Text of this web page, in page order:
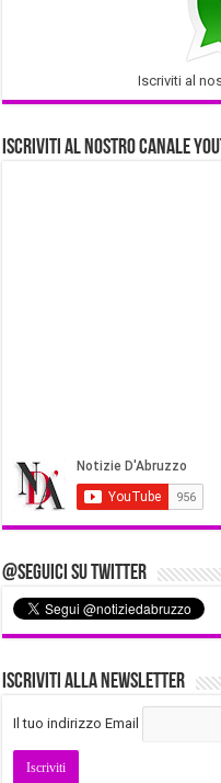
Iscriviti al
Iscriviti al nostro Canale
@Seguici su Twitter
Iscriviti alla Newsletter
Il tuo indirizzo Email